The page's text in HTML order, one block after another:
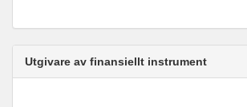
Utgivare av finansiellt instrument